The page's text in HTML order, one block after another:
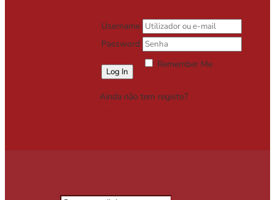
Username
Password
Remember Me
Ainda não tem registo?